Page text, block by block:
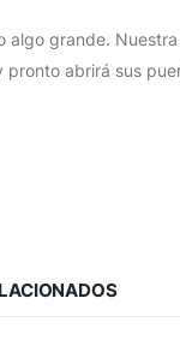
algo grande.
pronto abrirá sus